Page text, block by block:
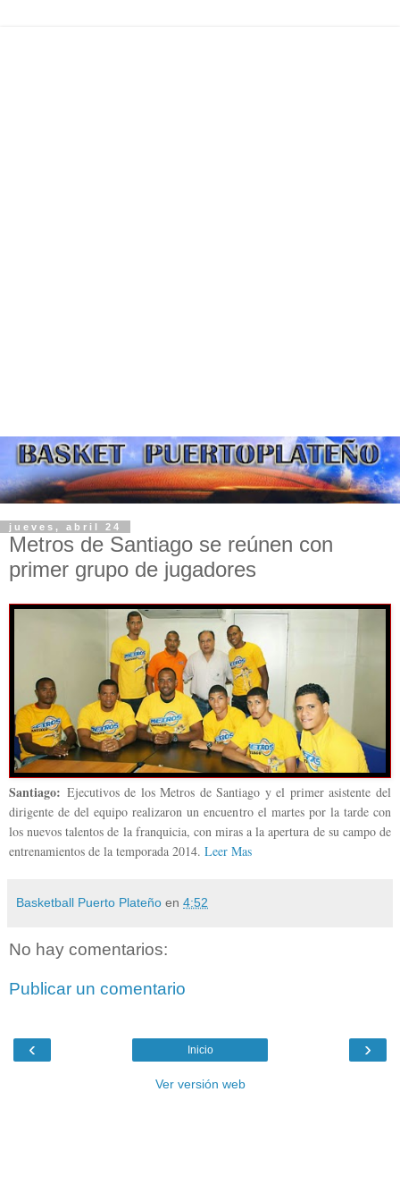
jueves, abril 24
Metros de Santiago se reúnen con
primer grupo de jugadores
Santiago: Ejecutivos de los Metros de Santiago y el primer asistente del
dirigente de del equipo realizaron un encuentro el martes por la tarde con
los nuevos talentos de la franquicia, con miras a la apertura de su campo de
entrenamientos de la temporada 2014. Leer Mas
Basketball Puerto Plateño en 4:52
No hay comentarios:
Publicar un comentario
‹ ›
Inicio
Ver versión web